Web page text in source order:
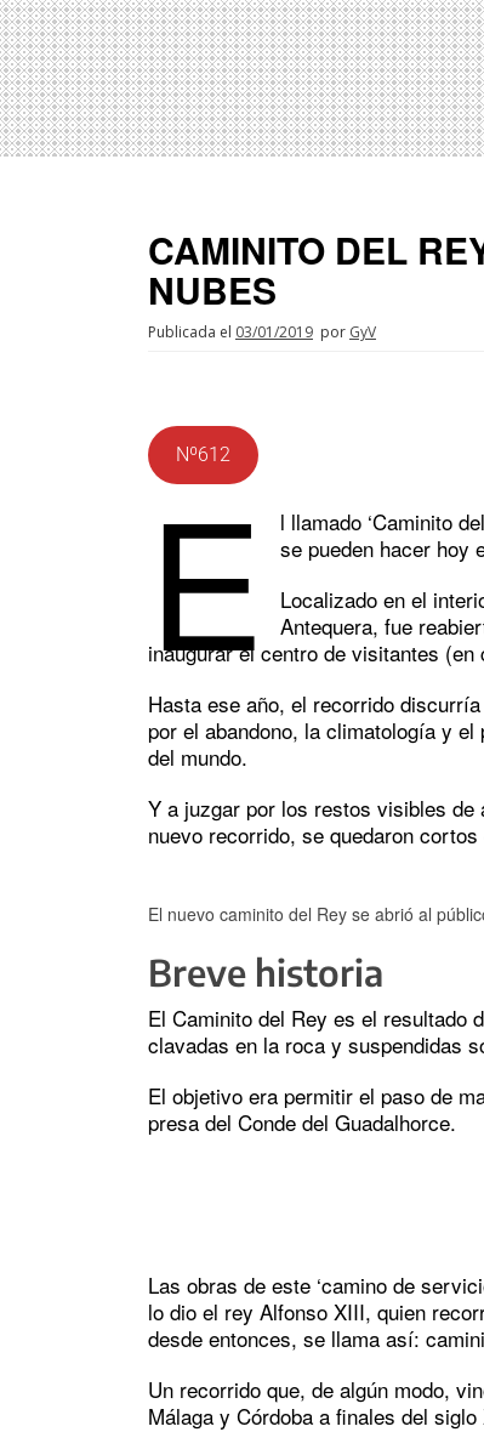
CAMINITO DEL
NUBES
Publicada el 03/01/2019 por GyV
Nº612
E
l llamado ‘Caminito
se pueden hacer hoy
Localizado en el
Antequera, fue
inaugurar el centro de visitantes (en
Hasta ese año, el recorrido
por el abandono, la climatología y
del mundo.
Y a juzgar por los restos visibles de
nuevo recorrido, se quedaron
El nuevo caminito del Rey se abrió al
Breve historia
El Caminito del Rey es el resultado
clavadas en la roca y suspendidas
El objetivo era permitir el paso de
presa del Conde del Guadalhorce.
Las obras de este ‘camino de
lo dio el rey Alfonso XIII, quien
desde entonces, se llama así:
Un recorrido que, de algún modo,
Málaga y Córdoba a finales del siglo